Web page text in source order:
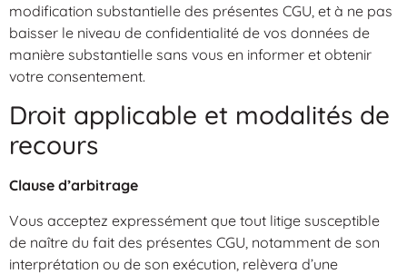
modification substantielle des présentes CGU, et à ne pas
baisser le niveau de confidentialité de vos données de
manière substantielle sans vous en informer et obtenir
votre consentement.
Droit applicable et modalités de
recours
Clause d’arbitrage
Vous acceptez expressément que tout litige susceptible
de naître du fait des présentes CGU, notamment de son
interprétation ou de son exécution, relèvera d’une